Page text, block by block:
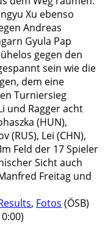
Xu ebenso
Andreas
Gyula Pap
gegen den
sein wie die
dem eine
Turniersieg
und Ragger acht
(HUN),
(RUS), Lei (CHN),
Feld der 17 Spieler
Sicht auch
Freitag und
, Fotos (ÖSB)